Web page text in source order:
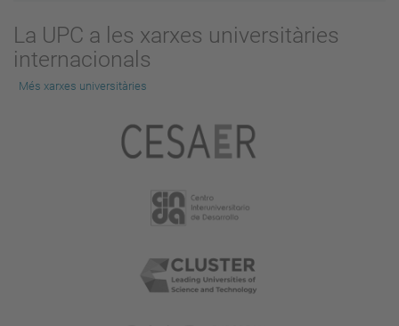
La UPC a les xarxes universitàries
internacionals
Més xarxes universitàries